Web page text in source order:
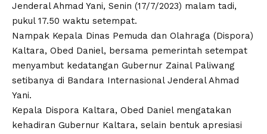
Jenderal Ahmad Yani, Senin (17/7/2023) malam tadi,
pukul 17.50 waktu setempat.
Nampak Kepala Dinas Pemuda dan Olahraga (Dispora)
Kaltara, Obed Daniel, bersama pemerintah setempat
menyambut kedatangan Gubernur Zainal Paliwang
setibanya di Bandara Internasional Jenderal Ahmad
Yani.
Kepala Dispora Kaltara, Obed Daniel mengatakan
kehadiran Gubernur Kaltara, selain bentuk apresiasi